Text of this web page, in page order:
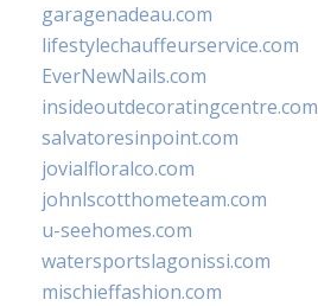
garagenadeau.com
lifestylechauffeurservice.com
EverNewNails.com
insideoutdecoratingcentre.com
salvatoresinpoint.com
jovialfloralco.com
johnlscotthometeam.com
u-seehomes.com
watersportslagonissi.com
mischieffashion.com